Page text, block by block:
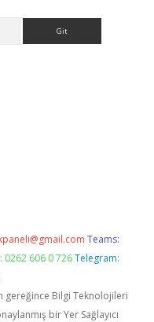
Teams:
0262 606 0 726 Telegram:
gereğince Bilgi Teknolojileri
bir Yer Sağlayıcı